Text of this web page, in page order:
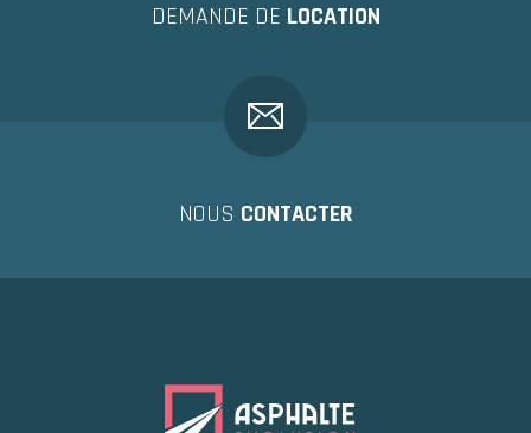
DEMANDE DE LOCATION
NOUS CONTACTER